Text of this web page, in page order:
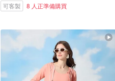
可客製 8 人正準備購買